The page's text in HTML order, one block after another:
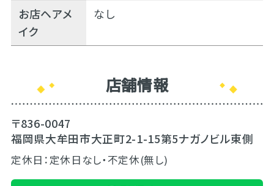
お店ヘアメ
イク
なし
店舗情報
〒836-0047
福岡県大牟田市大正町2-1-15第5ナガノビル東側
定休日：定休日なし・不定休(無し)